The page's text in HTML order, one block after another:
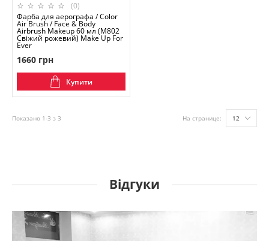
(0)
Фарба для аерографа / Color
Air Brush / Face & Body
Airbrush Makeup 60 мл (M802
Свіжий рожевий) Make Up For
Ever
1660 грн
Купити
Показано 1-3 з 3 На странице: 12
Відгуки